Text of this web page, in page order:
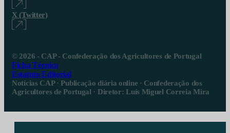
X (Twitter)
© 2026 - CAP - Confederação dos Agricultores de Portugal
Ficha Técnica
Estatuto Editorial
Notícias CAP · Publicação diária online · Confederação dos
Agricultores de Portugal · Diretor: Luís Miguel Correia Mira